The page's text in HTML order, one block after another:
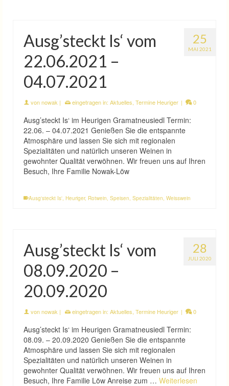
25
MAI 2021
Ausg’steckt Is‘ vom
22.06.2021 –
04.07.2021
vonnowak | eingetragen in: Aktuelles Termine Heuriger | 0
Ausg’steckt Is‘ im Heurigen Gramatneusiedl Termin:
22.06. – 04.07.2021 Genießen Sie die entspannte
Atmosphäre und lassen Sie sich mit regionalen
Spezialitäten und natürlich unseren Weinen in
gewohnter Qualität verwöhnen. Wir freuen uns auf Ihren
Besuch, Ihre Familie Nowak-Löw
Ausg'steckt Is', Heuriger, Rotwein, Speisen, Spezialitäten, Weisswein
28
JULI 2020
Ausg’steckt Is‘ vom
08.09.2020 –
20.09.2020
vonnowak | eingetragen in: Aktuelles Termine Heuriger | 0
Ausg’steckt Is‘ im Heurigen Gramatneusiedl Termin:
08.09. – 20.09.2020 Genießen Sie die entspannte
Atmosphäre und lassen Sie sich mit regionalen
Spezialitäten und natürlich unseren Weinen in
gewohnter Qualität verwöhnen. Wir freuen uns auf Ihren
Besuch, Ihre Familie Löw Anreise zum … Weiterlesen